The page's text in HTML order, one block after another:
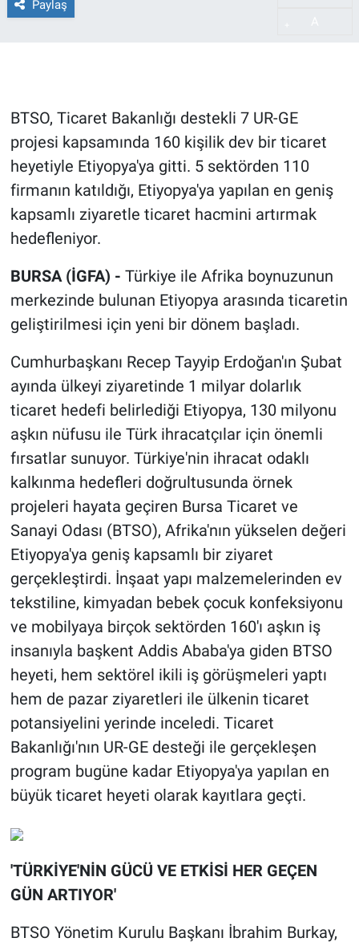
Paylaş
BTSO, Ticaret Bakanlığı destekli 7 UR-GE
projesi kapsamında 160 kişilik dev bir ticaret
heyetiyle Etiyopya'ya gitti. 5 sektörden 110
firmanın katıldığı, Etiyopya'ya yapılan en geniş
kapsamlı ziyaretle ticaret hacmini artırmak
hedefleniyor.
BURSA (İGFA) - Türkiye ile Afrika boynuzunun
merkezinde bulunan Etiyopya arasında ticaretin
geliştirilmesi için yeni bir dönem başladı.
Cumhurbaşkanı Recep Tayyip Erdoğan'ın Şubat
ayında ülkeyi ziyaretinde 1 milyar dolarlık
ticaret hedefi belirlediği Etiyopya, 130 milyonu
aşkın nüfusu ile Türk ihracatçılar için önemli
fırsatlar sunuyor. Türkiye'nin ihracat odaklı
kalkınma hedefleri doğrultusunda örnek
projeleri hayata geçiren Bursa Ticaret ve
Sanayi Odası (BTSO), Afrika'nın yükselen değeri
Etiyopya'ya geniş kapsamlı bir ziyaret
gerçekleştirdi. İnşaat yapı malzemelerinden ev
tekstiline, kimyadan bebek çocuk konfeksiyonu
ve mobilyaya birçok sektörden 160'ı aşkın iş
insanıyla başkent Addis Ababa'ya giden BTSO
heyeti, hem sektörel ikili iş görüşmeleri yaptı
hem de pazar ziyaretleri ile ülkenin ticaret
potansiyelini yerinde inceledi. Ticaret
Bakanlığı'nın UR-GE desteği ile gerçekleşen
program bugüne kadar Etiyopya'ya yapılan en
büyük ticaret heyeti olarak kayıtlara geçti.
'TÜRKİYE'NİN GÜCÜ VE ETKİSİ HER GEÇEN
GÜN ARTIYOR'
BTSO Yönetim Kurulu Başkanı İbrahim Burkay,